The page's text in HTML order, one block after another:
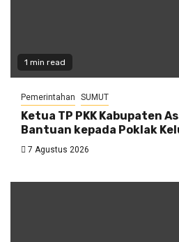
1 min read
Pemerintahan SUMUT
Ketua TP PKK Kabupaten
Bantuan kepada Poklak
7 Agustus 2026